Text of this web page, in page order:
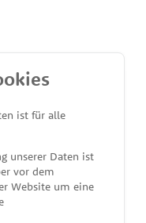
ist für alle
unserer Daten ist
vor dem
Website um eine